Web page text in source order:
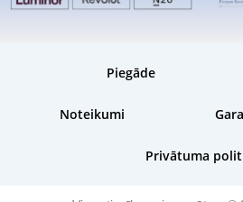
Piegāde
Noteikumi
Privātuma